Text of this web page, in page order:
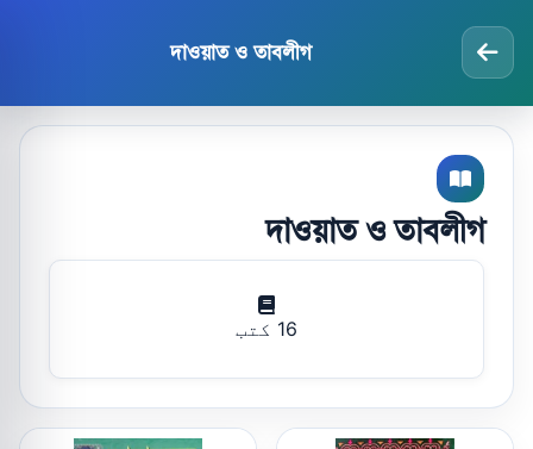
দাওয়াত ও তাবলীগ
দাওয়াত ও তাবলীগ
16 کتب